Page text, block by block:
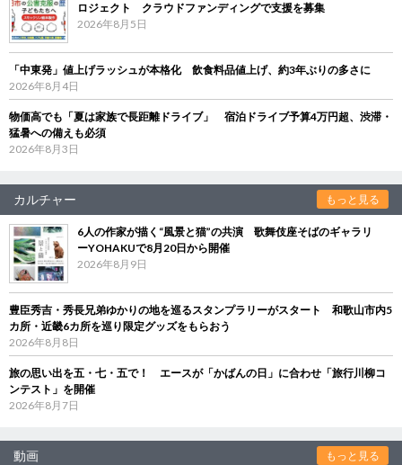
ロジェクト クラウドファンディングで支援を募集
2026年8月5日
「中東発」値上げラッシュが本格化 飲食料品値上げ、約3年ぶりの多さに
2026年8月4日
物価高でも「夏は家族で長距離ドライブ」 宿泊ドライブ予算4万円超、渋滞・
猛暑への備えも必須
2026年8月3日
カルチャー もっと見る
6人の作家が描く“風景と猫”の共演 歌舞伎座そばのギャラリ
ーYOHAKUで8月20日から開催
2026年8月9日
豊臣秀吉・秀長兄弟ゆかりの地を巡るスタンプラリーがスタート 和歌山市内5
カ所・近畿6カ所を巡り限定グッズをもらおう
2026年8月8日
旅の思い出を五・七・五で！ エースが「かばんの日」に合わせ「旅行川柳コ
ンテスト」を開催
2026年8月7日
動画 もっと見る